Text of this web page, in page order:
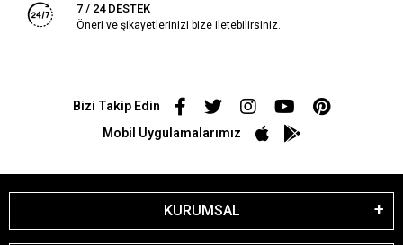
7 / 24 DESTEK
Öneri ve şikayetlerinizi bize iletebilirsiniz.
Bizi Takip Edin
Mobil Uygulamalarımız
KURUMSAL